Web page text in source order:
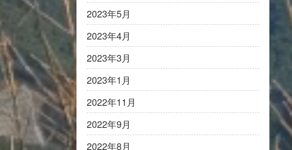
2023年5月
2023年4月
2023年3月
2023年1月
2022年11月
2022年9月
2022年8月